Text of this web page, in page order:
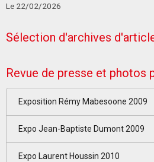
Le 22/02/2026
Sélection d'archives
Revue de presse et photos
Exposition Rémy Mabesoone 2009
Expo Jean-Baptiste Dumont 2009
Expo Laurent Houssin 2010